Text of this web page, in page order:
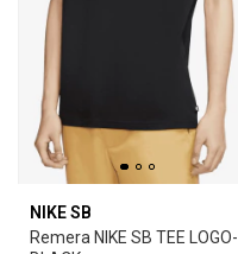
NIKE SB
Remera NIKE SB TEE LOGO-